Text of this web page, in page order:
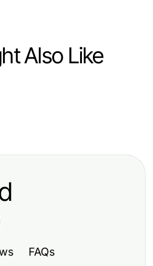
Also Like
in 2026
Essential
FAQs